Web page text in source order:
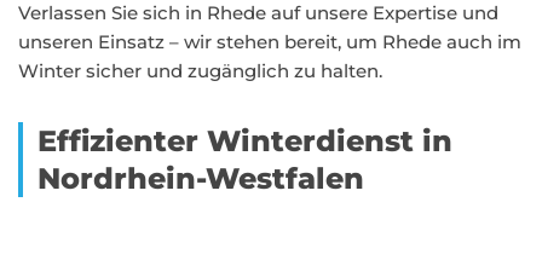
Verlassen Sie sich in Rhede auf unsere Expertise und
unseren Einsatz – wir stehen bereit, um Rhede auch im
Winter sicher und zugänglich zu halten.
Effizienter Winterdienst in
Nordrhein-Westfalen